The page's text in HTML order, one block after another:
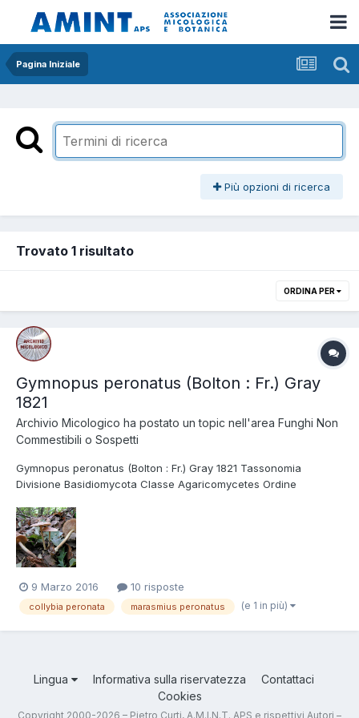
Pagina Iniziale
Più opzioni di ricerca
Trovato 1 risultato
ORDINA PER
Gymnopus peronatus (Bolton : Fr.) Gray
1821
Archivio Micologico ha postato un topic nell'area Funghi Non
Commestibili o Sospetti
Gymnopus peronatus (Bolton : Fr.) Gray 1821 Tassonomia
Divisione Basidiomycota Classe Agaricomycetes Ordine
(Bolton : Fr.) P. Kumm. 1821 Marasmius peronatus (Bolton : Fr.) Fr.
1836 Foto e Descrizioni Si tratta...
9 Marzo 2016 10 risposte
collybia peronata marasmius peronatus (e 1 in più)
Lingua Informativa sulla riservatezza
Contattaci
Cookies
Copyright 2000-2026 – Pietro Curti, A.M.I.N.T. APS e rispettivi Autori –